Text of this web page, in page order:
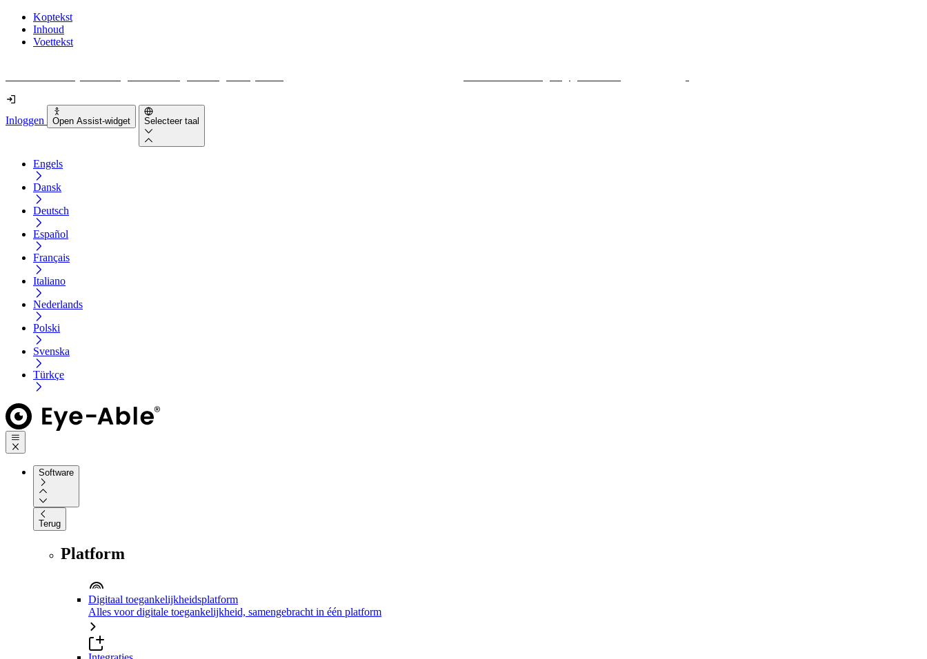
Koptekst
Inhoud
Voettekst
Inloggen Open Assist-widget Selecteer taal
Engels
Dansk
Deutsch
Español
Français
Italiano
Nederlands
Polski
Svenska
Türkçe
Software
Terug
Platform
Digitaal toegankelijkheidsplatform
Alles voor digitale toegankelijkheid, samengebracht in één platform